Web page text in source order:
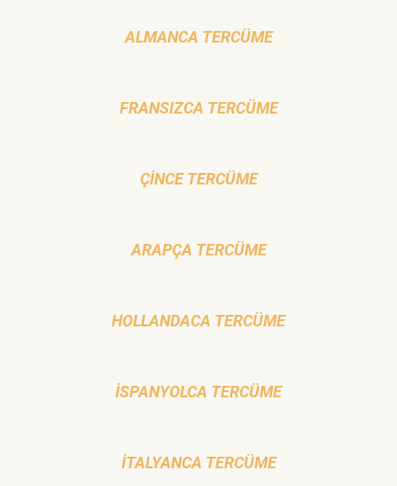
ALMANCA TERCÜME
FRANSIZCA TERCÜME
ÇİNCE TERCÜME
ARAPÇA TERCÜME
HOLLANDACA TERCÜME
İSPANYOLCA TERCÜME
İTALYANCA TERCÜME